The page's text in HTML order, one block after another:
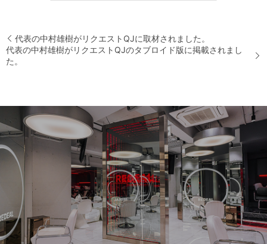
代表の中村雄樹がリクエストQJに取材されました。
代表の中村雄樹がリクエストQJのタブロイド版に掲載されまし
た。